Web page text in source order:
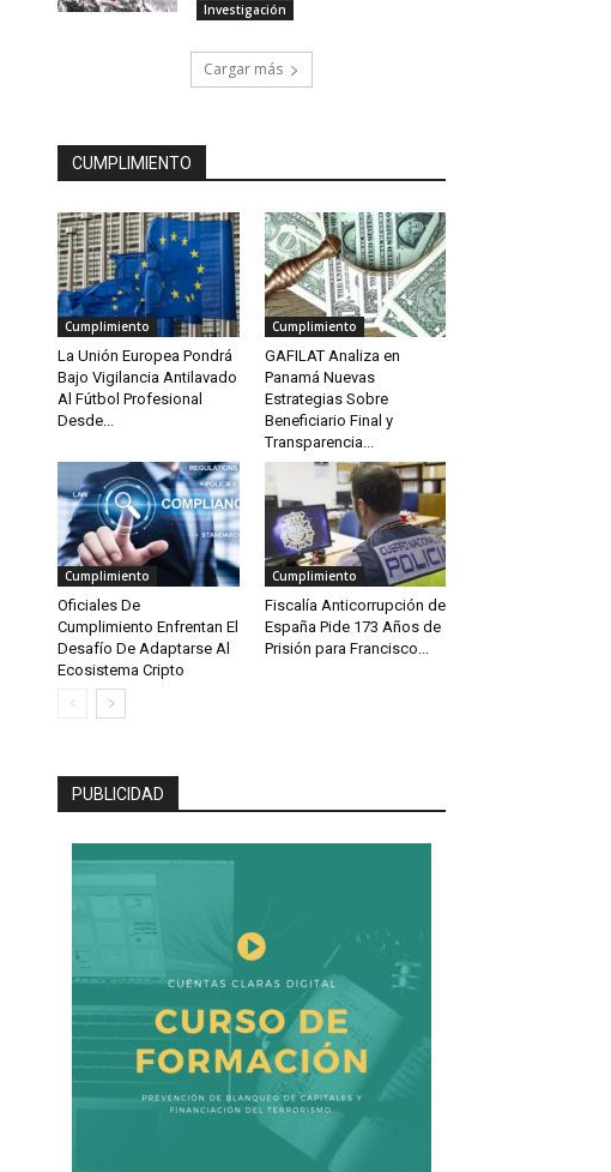
Investigación
Cargar más
CUMPLIMIENTO
Cumplimiento
La Unión Europea Pondrá
Bajo Vigilancia Antilavado
Al Fútbol Profesional
Desde...
Cumplimiento
GAFILAT Analiza en
Panamá Nuevas
Estrategias Sobre
Beneficiario Final y
Transparencia...
Cumplimiento
Oficiales De
Cumplimiento Enfrentan El
Desafío De Adaptarse Al
Ecosistema Cripto
Cumplimiento
Fiscalía Anticorrupción de
España Pide 173 Años de
Prisión para Francisco...
PUBLICIDAD